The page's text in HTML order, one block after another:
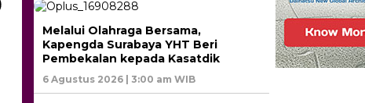
Melalui Olahraga Bersama,
Kapengda Surabaya YHT Beri
Pembekalan kepada Kasatdik
6 Agustus 2026 | 3:00 am WIB